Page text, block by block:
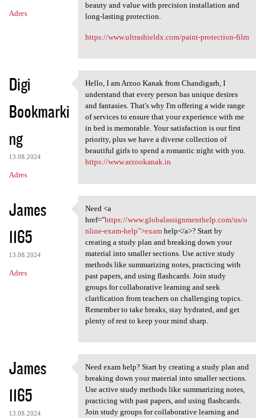
Adres
beauty and value with precision installation and
long-lasting protection.
https://www.ultrashieldx.com/paint-protection-film
Digi
Bookmarki
ng
13.08.2024
Adres
Hello, I am Arzoo Kanak from
Hello, I am Arzoo Kanak from Chandigarh, I
understand that every person has unique desires
and fantasies. That's why I'm offering a wide range
of services to ensure that your experience with me
in bed is memorable. Your satisfaction is our first
priority, plus we have a diverse collection of
beautiful girls to spend a romantic night with you.
https://www.arzookanak.in
James
1165
13.08.2024
Adres
Need <a href="https://www
Need <a
href="https://www.globalassignmenthelp.com/us/o
nline-exam-help">examhelp</a>? Start by
creating a study plan and breaking down your
material into smaller sections. Use active study
methods like summarizing notes, practicing with
past papers, and using flashcards. Join study
groups for collaborative learning and seek
clarification from teachers on challenging topics.
Remember to take breaks, stay hydrated, and get
plenty of rest to keep your mind sharp.
James
1165
13.08.2024
Need exam help? Start by
Need exam help? Start by creating a study plan and
breaking down your material into smaller sections.
Use active study methods like summarizing notes,
practicing with past papers, and using flashcards.
Join study groups for collaborative learning and